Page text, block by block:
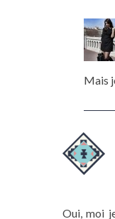
Mais
Oui, moi